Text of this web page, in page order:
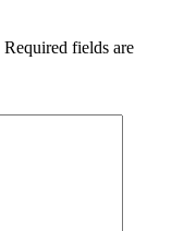
Required fields are